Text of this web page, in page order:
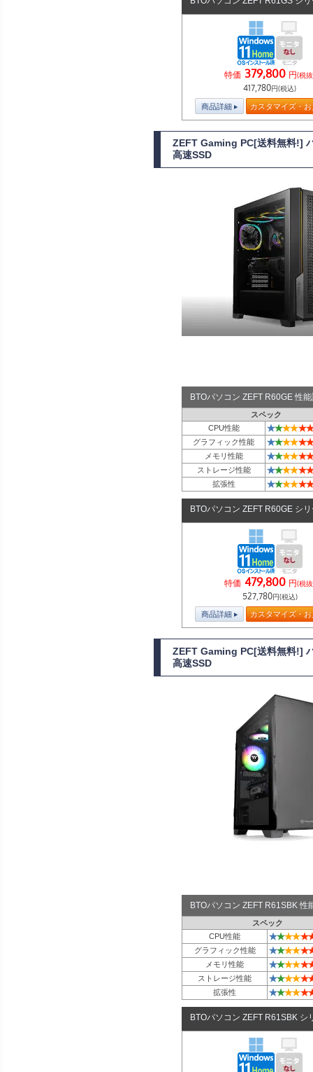
特価 379,800 円(税
417,780円(税込)
商品詳細 カスタマイズ・
ZEFT Gaming PC[送料無料!]
高速SSD
BTOパソコン ZEFT R60GE 性
スペック
CPU性能
★★★★★★
グラフィック性能 ★★★★★★
メモリ性能 ★★★★★★
ストレージ性能 ★★★★★★
拡張性 ★★★★★★
BTOパソコン ZEFT R60GE シ
特価 479,800 円(税
527,780円(税込)
商品詳細 カスタマイズ・
ZEFT Gaming PC[送料無料!]
高速SSD
BTOパソコン ZEFT R61SBK 性
スペック
CPU性能
★★★★★
グラフィック性能 ★★★★★
メモリ性能 ★★★★★
ストレージ性能 ★★★★★
拡張性 ★★★★★
BTOパソコン ZEFT R61SBK シ